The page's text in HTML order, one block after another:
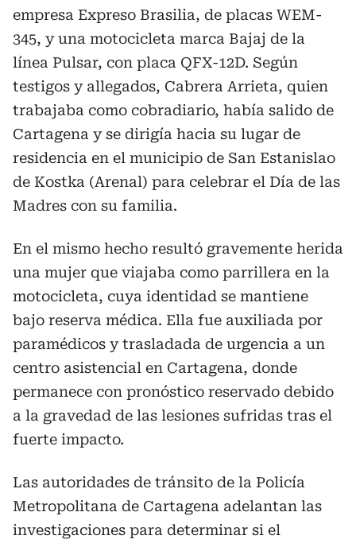
empresa Expreso Brasilia, de placas WEM-
345, y una motocicleta marca Bajaj de la
línea Pulsar, con placa QFX-12D. Según
testigos y allegados, Cabrera Arrieta, quien
trabajaba como cobradiario, había salido de
Cartagena y se dirigía hacia su lugar de
residencia en el municipio de San Estanislao
de Kostka (Arenal) para celebrar el Día de las
Madres con su familia.
En el mismo hecho resultó gravemente herida
una mujer que viajaba como parrillera en la
motocicleta, cuya identidad se mantiene
bajo reserva médica. Ella fue auxiliada por
paramédicos y trasladada de urgencia a un
centro asistencial en Cartagena, donde
permanece con pronóstico reservado debido
a la gravedad de las lesiones sufridas tras el
fuerte impacto.
Las autoridades de tránsito de la Policía
Metropolitana de Cartagena adelantan las
investigaciones para determinar si el